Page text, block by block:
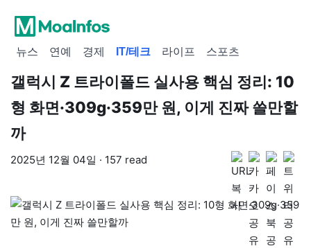
뉴스 연예 경제 IT/테크 라이프 스포츠
갤럭시 Z 트라이폴드 실사용 핵심 정리: 10
형 화면·309g·359만 원, 이게 진짜 쓸만할
까
2025년 12월 04일 · 157 read